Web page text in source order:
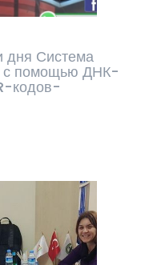
дня Система
с помощью ДНК-
кодов-